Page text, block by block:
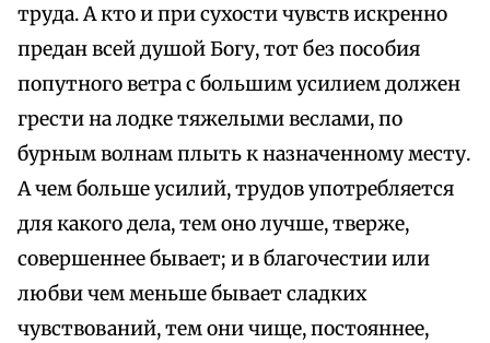
труда. А кто и при сухости чувств искренно
предан всей душой Богу, тот без пособия
попутного ветра с большим усилием должен
грести на лодке тяжелыми веслами, по
бурным волнам плыть к назначенному месту.
А чем больше усилий, трудов употребляется
для какого дела, тем оно лучше, тверже,
совершеннее бывает; и в благочестии или
любви чем меньше бывает сладких
чувствований, тем они чище, постояннее,